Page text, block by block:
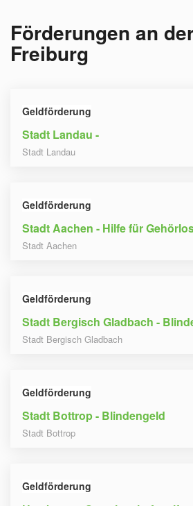
Förderungen an
Freiburg
Geldförderung
Stadt Landau -
Stadt Landau
Geldförderung
Stadt Aachen - Hilfe für
Stadt Aachen
Geldförderung
Stadt Bergisch Gladbach -
Stadt Bergisch Gladbach
Geldförderung
Stadt Bottrop - Blindengeld
Stadt Bottrop
Geldförderung